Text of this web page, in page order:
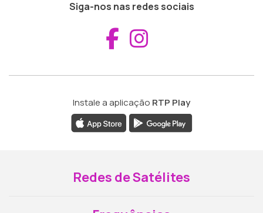
Siga-nos nas redes sociais
Aceder ao
Instale a aplicação RTP Play
Redes de Satélites